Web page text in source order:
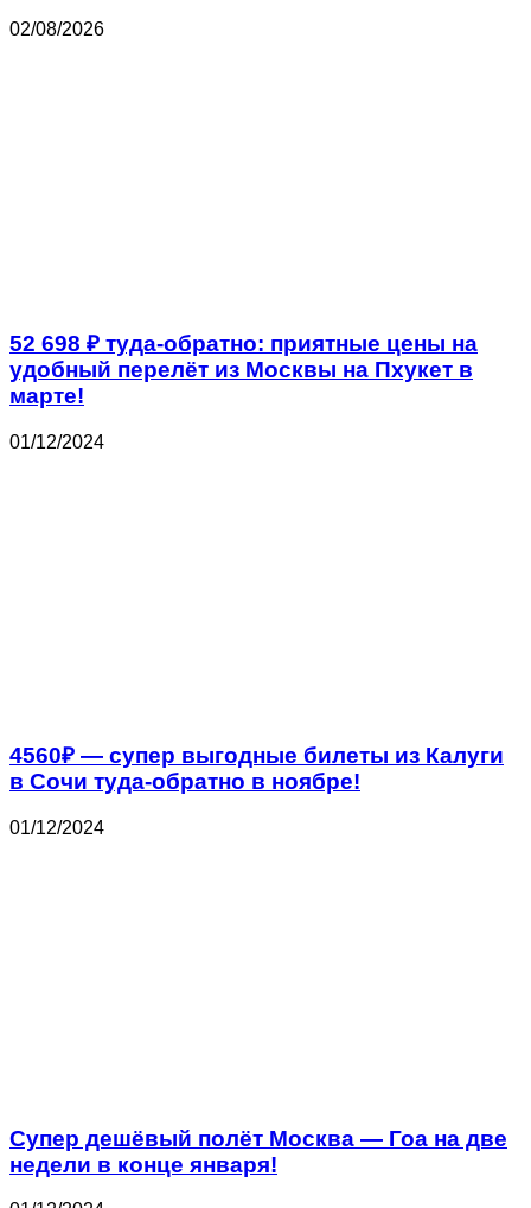
02/08/2026
52 698 ₽ туда-обратно: приятные цены на
удобный перелёт из Москвы на Пхукет в
марте!
01/12/2024
4560₽ — супер выгодные билеты из Калуги
в Сочи туда-обратно в ноябре!
01/12/2024
Супер дешёвый полёт Москва — Гоа на две
недели в конце января!